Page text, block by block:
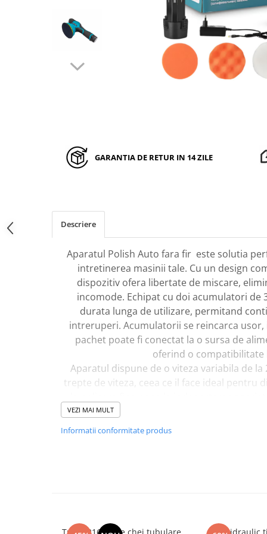
Componente IT
Instalatii luminoase, Brazi Artificiali
Sisteme de supraveghere si
GARANTIA DE RETUR IN 14 ZILE
Descriere
Aparatul Polish Auto fara fir este solutia
intretinerea masinii tale. Cu un design
dispozitiv ofera libertate de miscare,
incomode. Echipat cu doi acumulatori de
durata lunga de utilizare, permitand
intreruperi. Acumulatorii se reincarca
pachet poate fi conectat la o sursa de
oferind o compatibilitate
Aparatul dispune de o viteza variabila de la
trepte de viteza, ceea ce il face ideal pentru
nivel de zgomot redus, de doar 67.2 dB(A),
polizor este nu doar eficient, ci si confortabil
VEZI MAI MULT
Informatii conformitate produs